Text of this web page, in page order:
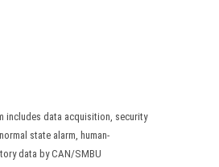
includes data acquisition, security
state alarm, human-
data by CAN/SMBU